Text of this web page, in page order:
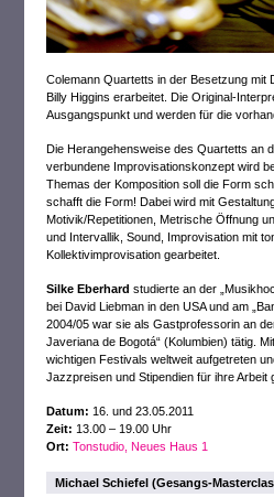
Colemann Quartetts in der Besetzung mit
Billy Higgins erarbeitet. Die Original-
Ausgangspunkt und werden für die
Die Herangehensweise des Quartetts an
verbundene Improvisationskonzept wird
Themas der Komposition soll die Form
schafft die Form! Dabei wird mit
Motivik/Repetitionen, Metrische Öffnung
und Intervallik, Sound, Improvisation mit
Kollektivimprovisation gearbeitet.
Silke Eberhard studierte an der
bei David Liebman in den USA und am
2004/05 war sie als Gastprofessorin an
Javeriana de Bogotá“ (Kolumbien) tätig.
wichtigen Festivals weltweit aufgetreten
Jazzpreisen und Stipendien für ihre Arbeit
Datum: 16. und 23.05.2011
Zeit: 13.00 – 19.00 Uhr
Ort: Tonstudio, Neues Haus 1
Michael Schiefel (Gesangs-